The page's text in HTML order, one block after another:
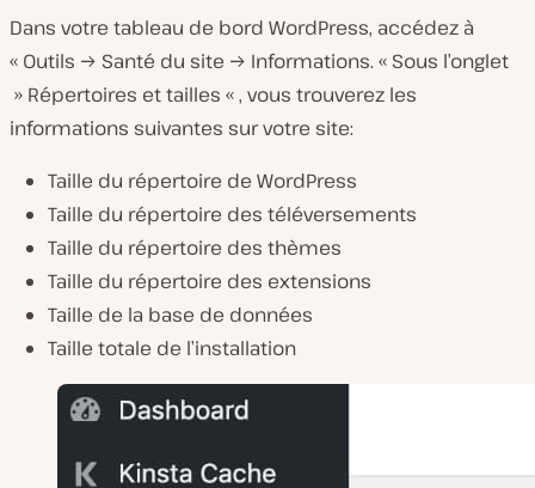
Dans votre tableau de bord WordPress, accédez à
« Outils → Santé du site → Informations. « Sous l’onglet
» Répertoires et tailles « , vous trouverez les
informations suivantes sur votre site:
Taille du répertoire de WordPress
Taille du répertoire des téléversements
Taille du répertoire des thèmes
Taille du répertoire des extensions
Taille de la base de données
Taille totale de l’installation